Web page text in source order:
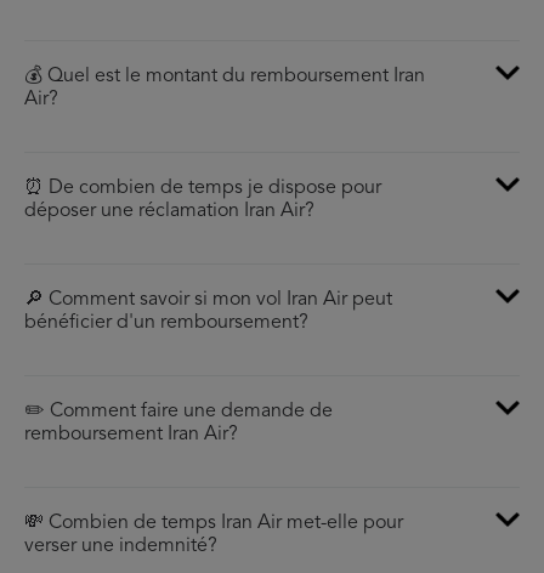
💰 Quel est le montant du remboursement Iran
Air?
⏰ De combien de temps je dispose pour
déposer une réclamation Iran Air?
🔎 Comment savoir si mon vol Iran Air peut
bénéficier d'un remboursement?
✏️ Comment faire une demande de
remboursement Iran Air?
💸 Combien de temps Iran Air met-elle pour
verser une indemnité?